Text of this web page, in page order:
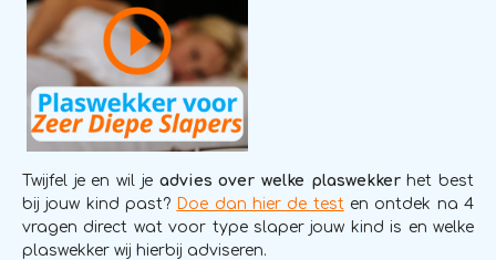
Twijfel je en wil je advies over welke plaswekkerhet best
bij jouw kind past? Doe dan hier de testen ontdek na 4
vragen direct wat voor type slaper jouw kind is en welke
plaswekker wij hierbij adviseren.